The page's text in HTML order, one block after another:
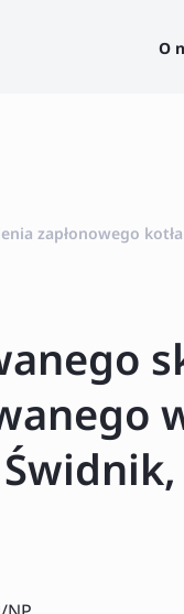
O
zapłonowego